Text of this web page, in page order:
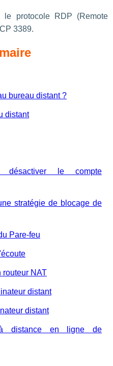
protocole RDP (Remote
3389.
bureau distant ?
distant
désactiver le compte
stratégie de blocage de
Pare-feu
routeur NAT
distant
distant
distance en ligne de